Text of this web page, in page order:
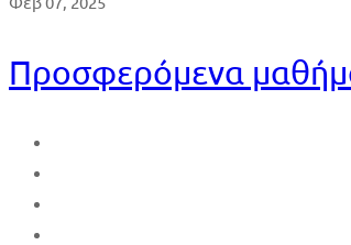
Προσφερόμενα